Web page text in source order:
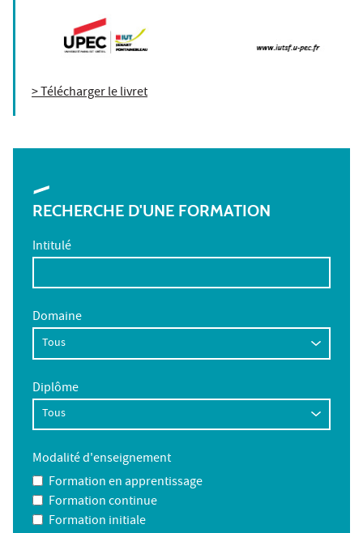
> Télécharger le livret
RECHERCHE D'UNE FORMATION
Intitulé
Domaine
Diplôme
Modalité d'enseignement
Formation en apprentissage
Formation continue
Formation initiale